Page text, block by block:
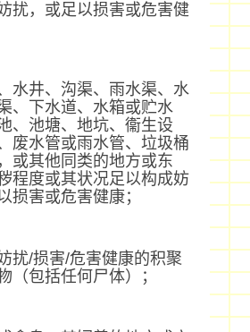
扰，或足以损害或危害健
水井、沟渠、雨水渠、水
、下水道、水箱或贮水
、池塘、地坑、衞生设
废水管或雨水管、垃圾桶
或其他同类的地方或东
程度或其状况足以构成妨
损害或危害健康；
扰/损害/危害健康的积聚
（包括任何尸体）；